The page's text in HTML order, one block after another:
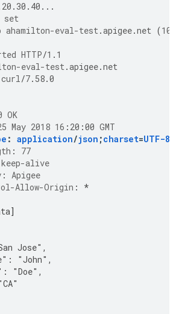
20 . 30 . 40 ...
set
ahamilton-eval-test.apigee.net (10
HTTP/1 . 1
eval-test.apigee.net
curl/7. 58.0
OK
May 2018 16 : 20 :00 GMT
: application/json ;charset=UTF-8
:
77
keep-alive
: Apigee
Allow-Origin :
*
]
Jose",
"John",
"Doe",